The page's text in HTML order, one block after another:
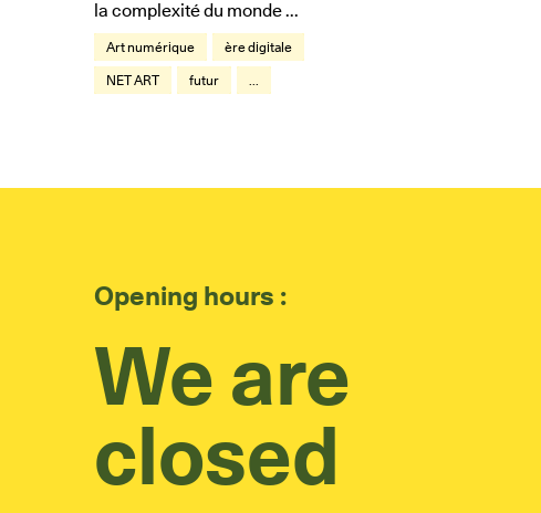
la complexité du monde ...
Art numérique
ère digitale
NET ART
futur ...
Opening hours :
We are
closed